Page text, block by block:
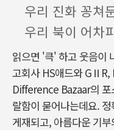
우리 진화 꽁쳐
우리 북이 어차
읽으면 '큭' 하고 웃음이
고회사 HS애드와 GⅡR,
Difference Bazaar의 포
랄함이 묻어나는데요.
게재되고, 아름다운 기